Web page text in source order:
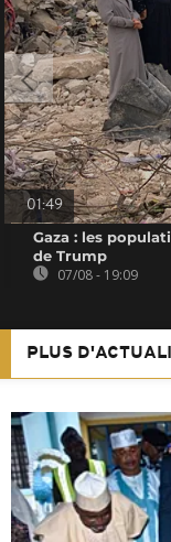
01:49
Gaza : les
de Trump
07/08 - 19:09
PLUS